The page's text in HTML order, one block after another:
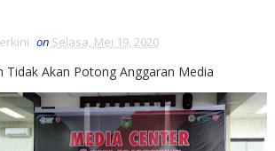
on Selasa, Mei 19, 2020
Tidak Akan Potong Anggaran Media